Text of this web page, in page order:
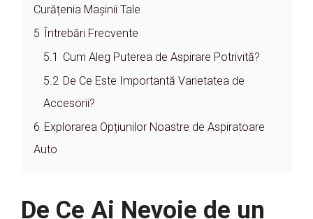
Curățenia Mașinii Tale
5 Întrebări Frecvente
5.1 Cum Aleg Puterea de Aspirare Potrivită?
5.2 De Ce Este Importantă Varietatea de
Accesorii?
6 Explorarea Opțiunilor Noastre de Aspiratoare
Auto
De Ce Ai Nevoie de un